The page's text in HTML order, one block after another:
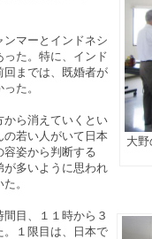
大
マーとインドネシ
た。特に、インド
回までは、既婚者が
た。
ら消えていくとい
の若い人がいて日本
姿から判断する
が多いように思われ
。
目、１１時から３
。１限目は、日本で